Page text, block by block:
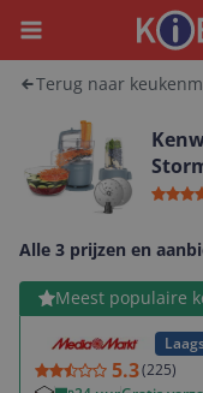
Menu
Terug naar
Alle 3 prijzen en
Meest populaire
5.3(225)
Bekijk product